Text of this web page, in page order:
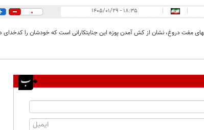
|
| ۱۸:۳۵ - ۱۴۰۵/۰۱/۲۹ 0
مفت دروغ، نشان از کش آمدن پوزه این جنایتکارانی است که خودشان را کدخدای